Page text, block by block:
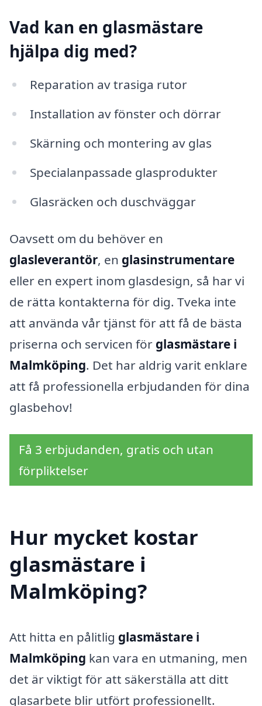
Vad kan en glasmästare
hjälpa dig med?
Reparation av trasiga rutor
Installation av fönster och dörrar
Skärning och montering av glas
Specialanpassade glasprodukter
Glasräcken och duschväggar
Oavsett om du behöver en
glasleverantör, en glasinstrumentare
eller en expert inom glasdesign, så har vi
de rätta kontakterna för dig. Tveka inte
att använda vår tjänst för att få de bästa
priserna och servicen för glasmästare i
Malmköping. Det har aldrig varit enklare
att få professionella erbjudanden för dina
glasbehov!
Få 3 erbjudanden, gratis och utan
förpliktelser
Hur mycket kostar
glasmästare i
Malmköping?
Att hitta en pålitlig glasmästare i
Malmköping kan vara en utmaning, men
det är viktigt för att säkerställa att ditt
glasarbete blir utfört professionellt.